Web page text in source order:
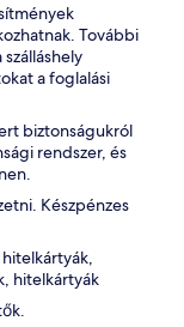
További
a foglalási
biztonságukról
rendszer, és
Készpénzes
hitelkártyák